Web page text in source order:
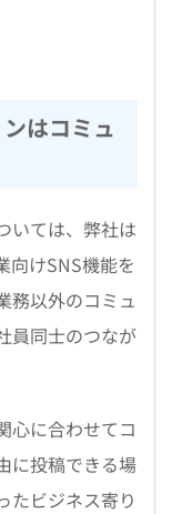
はコミュ
いては、弊社は
向けSNS機能を
務以外のコミュ
員同士のつなが
心に合わせてコ
に投稿できる場
たビジネス寄り